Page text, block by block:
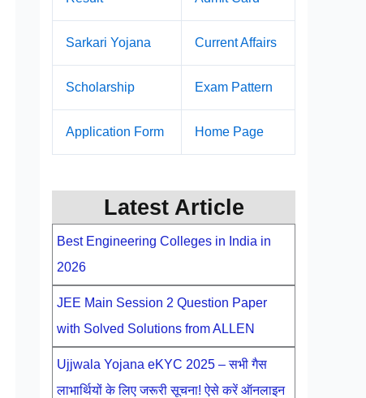
Sarkari Yojana Current Affairs
Scholarship Exam Pattern
Application Form Home Page
Latest Article
Best Engineering Colleges in India in
2026
JEE Main Session 2 Question Paper
with Solved Solutions from ALLEN
Ujjwala Yojana eKYC 2025 – सभी गैस
लाभार्थियों के लिए जरूरी सूचना! ऐसे करें ऑनलाइन